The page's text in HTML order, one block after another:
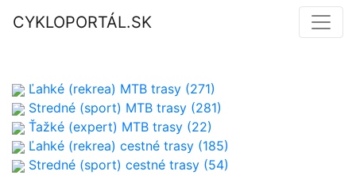
CYKLOPORTÁL.SK
Ľahké (rekrea) MTB trasy (271)
Stredné (sport) MTB trasy (281)
Ťažké (expert) MTB trasy (22)
Ľahké (rekrea) cestné trasy (185)
Stredné (sport) cestné trasy (54)